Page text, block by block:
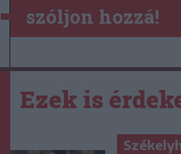
szóljon hozzá!
Ezek is